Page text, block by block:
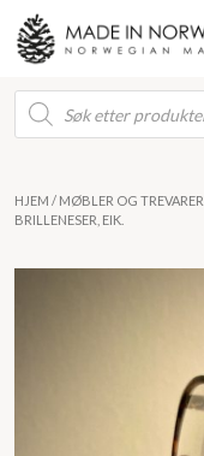
Products
search
HJEM / MØBLER OG TREVARER
BRILLENESER, EIK.